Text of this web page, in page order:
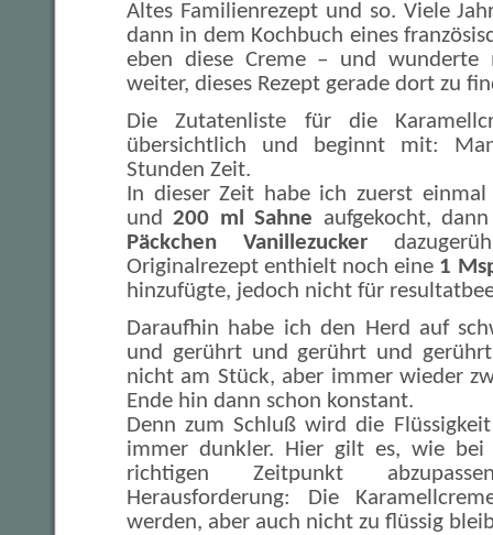
Altes Familienrezept und so. Viele
dann in dem Kochbuch eines
eben diese Creme – und wunderte
weiter, dieses Rezept gerade dort zu
Die Zutatenliste für die
übersichtlich und beginnt mit:
Stunden Zeit.
In dieser Zeit habe ich zuerst
und200 ml Sahne aufgekocht,
Päckchen Vanillezucker
Originalrezept enthielt noch eine 1
hinzufügte, jedoch nicht für
Daraufhin habe ich den Herd auf
und gerührt und gerührt und
nicht am Stück, aber immer wieder
Ende hin dann schon konstant.
Denn zum Schluß wird die
immer dunkler. Hier gilt es, wie bei
richtigen Zeitpunkt
Herausforderung: Die
werden, aber auch nicht zu flüssig